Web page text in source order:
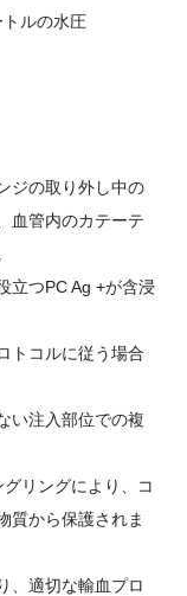
ルの水圧
ジの取り外し中の
血管内のカテーテ
立つPC Ag +が含浸
トコルに従う場合
い注入部位での複
リングにより、コ
質から保護されま
、適切な輸血プロ